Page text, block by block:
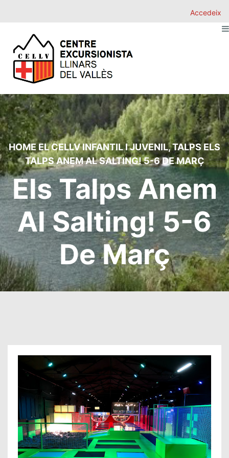
Accedeix
HOMEEL CELLVINFANTIL I JUVENIL,TALPS ELS
TALPS ANEM AL SALTING! 5-6 DE MARÇ
Els Talps Anem
Al Salting! 5-6
De Març